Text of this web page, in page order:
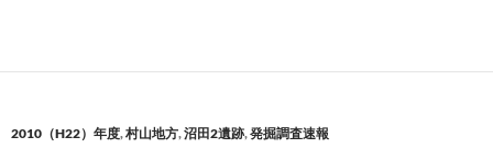
2010（H22）年度,村山地方,沼田2遺跡,発掘調査速報